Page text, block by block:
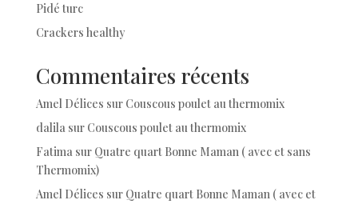
Pidé turc
Crackers healthy
Commentaires récents
Amel Délices sur Couscous poulet au thermomix
dalilasur Couscous poulet au thermomix
Fatimasur Quatre quart Bonne Maman ( avec et sans
Thermomix)
Amel Délices sur Quatre quart Bonne Maman ( avec et